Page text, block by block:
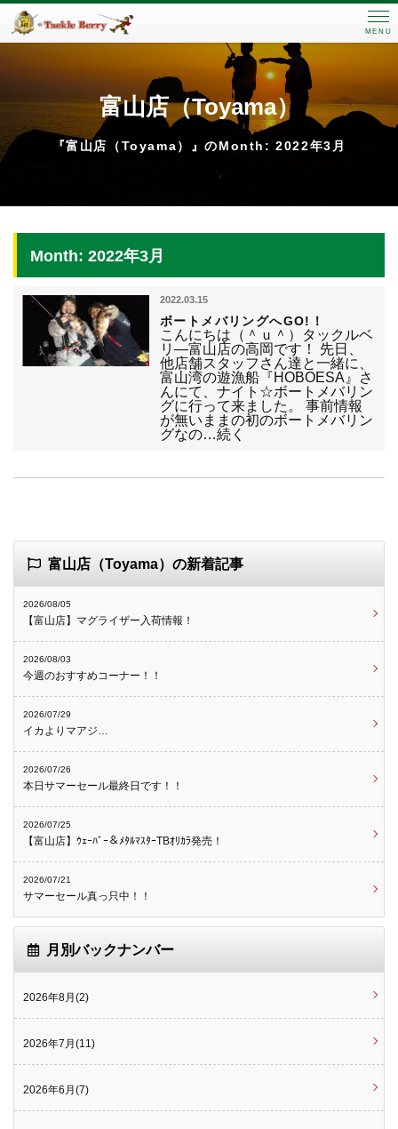
MENU
富山店（Toyama）
『富山店（Toyama）』のMonth: 2022年3月
Month: 2022年3月
2022.03.15
ボートメバリングへGO!！
こんにちは（＾ｕ＾）タックルベ
リ―富山店の高岡です！ 先日、
他店舗スタッフさん達と一緒に、
富山湾の遊漁船『HOBOESA』さ
んにて、ナイト☆ボートメバリン
グに行って来ました。 事前情報
が無いままの初のボートメバリン
グなの…続く
富山店（Toyama）の新着記事
2026/08/05
【富山店】マグライザー入荷情報！
2026/08/03
今週のおすすめコーナー！！
2026/07/29
イカよりマアジ…
2026/07/26
本日サマーセール最終日です！！
2026/07/25
【富山店】ｳｪｰﾊﾞｰ＆ﾒﾀﾙﾏｽﾀｰTBｵﾘｶﾗ発売！
2026/07/21
サマーセール真っ只中！！
月別バックナンバー
2026年8月(2)
2026年7月(11)
2026年6月(7)